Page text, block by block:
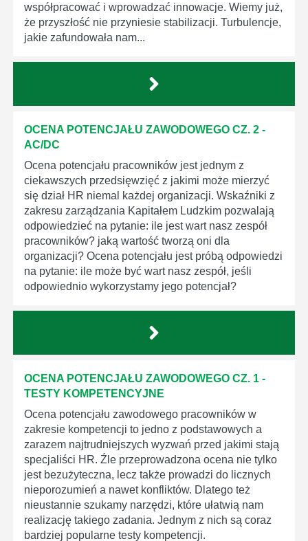
współpracować i wprowadzać innowacje. Wiemy już,
że przyszłość nie przyniesie stabilizacji. Turbulencje,
jakie zafundowała nam...
OCENA POTENCJAŁU ZAWODOWEGO CZ. 2 -
AC/DC
Ocena potencjału pracowników jest jednym z
ciekawszych przedsięwzięć z jakimi może mierzyć
się dział HR niemal każdej organizacji. Wskaźniki z
zakresu zarządzania Kapitałem Ludzkim pozwalają
odpowiedzieć na pytanie: ile jest wart nasz zespół
pracowników? jaką wartość tworzą oni dla
organizacji? Ocena potencjału jest próbą odpowiedzi
na pytanie: ile może być wart nasz zespół, jeśli
odpowiednio wykorzystamy jego potencjał?
OCENA POTENCJAŁU ZAWODOWEGO CZ. 1 -
TESTY KOMPETENCYJNE
Ocena potencjału zawodowego pracowników w
zakresie kompetencji to jedno z podstawowych a
zarazem najtrudniejszych wyzwań przed jakimi stają
specjaliści HR. Źle przeprowadzona ocena nie tylko
jest bezużyteczna, lecz także prowadzi do licznych
nieporozumień a nawet konfliktów. Dlatego też
nieustannie szukamy narzędzi, które ułatwią nam
realizację takiego zadania. Jednym z nich są coraz
bardziej popularne testy kompetencji.